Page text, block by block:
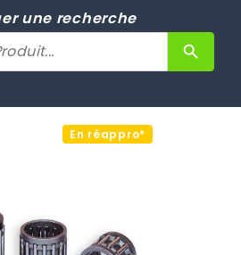
une recherche
search
En réappro*